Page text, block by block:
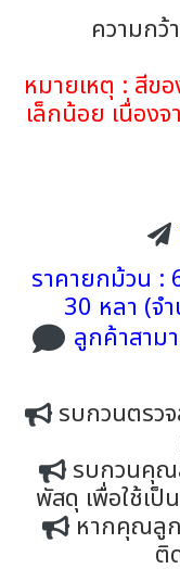
ความก
หมายเหตุ : สีข
เล็กน้อย เนื่อง
ราคายกม้วน :
30 หลา (จ
ลูกค้าสาม
รบกวนตรว
รบกวนคุณ
พัสดุ เพื่อใช้เป็
หากคุณลู
ติ